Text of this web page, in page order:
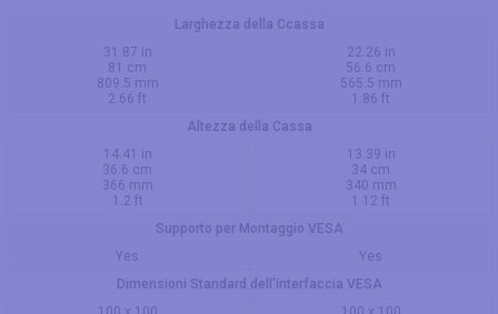
Larghezza della Ccassa
31.87 in
81 cm
809.5 mm
2.66 ft
22.26 in
56.6 cm
565.5 mm
1.86 ft
Altezza della Cassa
14.41 in
36.6 cm
366 mm
1.2 ft
13.39 in
34 cm
340 mm
1.12 ft
Supporto per Montaggio VESA
Yes
Yes
Dimensioni Standard dell'interfaccia VESA